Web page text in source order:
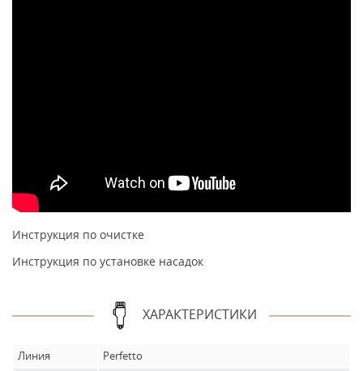
Инструкция по очистке
Инструкция по установке насадок
ХАРАКТЕРИСТИКИ
Линия
Perfetto